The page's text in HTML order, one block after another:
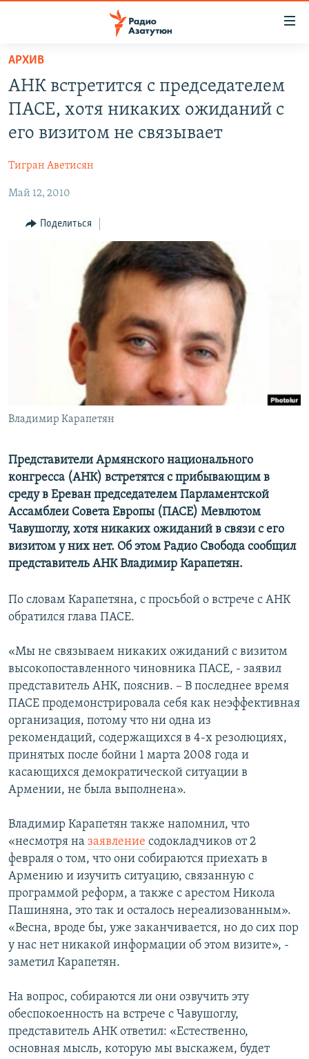
Перейти
основному
содержанию
основной
навигации
Перейти
поиску
ЭКОНОМИКА
РЕГИОН
НАГОРНЫЙ КАРАБАХ
Все сайты Радио Азатутюн
АРХИВ
АНК встретится с председателем
ПАСЕ, хотя никаких ожиданий с
его визитом не связывает
Тигран Аветисян
Май 12, 2010
Поделиться
Владимир Карапетян
Представители Армянского национального
конгресса (АНК) встретятся с прибывающим в
среду в Ереван председателем Парламентской
Ассамблеи Совета Европы (ПАСЕ) Мевлютом
Чавушоглу, хотя никаких ожиданий в связи с его
визитом у них нет. Об этом Радио Свобода сообщил
представитель АНК Владимир Карапетян.
По словам Карапетяна, с просьбой о встрече с АНК
обратился глава ПАСЕ.
«Мы не связываем никаких ожиданий с визитом
высокопоставленного чиновника ПАСЕ, - заявил
представитель АНК, пояснив. – В последнее время
ПАСЕ продемонстрировала себя как неэффективная
организация, потому что ни одна из
рекомендаций, содержащихся в 4-х резолюциях,
принятых после бойни 1 марта 2008 года и
касающихся демократической ситуации в
Армении, не была выполнена».
Владимир Карапетян также напомнил, что
«несмотря на заявление содокладчиков от 2
февраля о том, что они собираются приехать в
Армению и изучить ситуацию, связанную с
программой реформ, а также с арестом Никола
Пашиняна, это так и осталось нереализованным».
«Весна, вроде бы, уже заканчивается, но до сих пор
у нас нет никакой информации об этом визите», -
заметил Карапетян.
На вопрос, собираются ли они озвучить эту
обеспокоенность на встрече с Чавушоглу,
представитель АНК ответил: «Естественно,
основная мысль, которую мы выскажем, будет